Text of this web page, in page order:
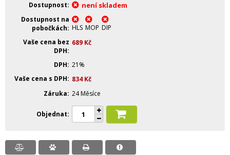
Dostupnost
není skladem
Dostupnost na
pobočkách
HLS MOP DIP
Vaše cena bez
DPH
689 Kč
DPH 21%
Vaše cena s DPH
834 Kč
Záruka 24 Měsíce
Objednat